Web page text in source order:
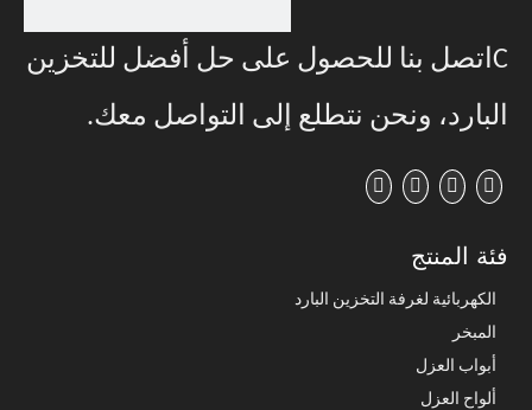
Cاتصل بنا للحصول على حل أفضل للتخزين
البارد، ونحن نتطلع إلى التواصل معك.
فئة المنتج
الكهربائية لغرفة التخزين البارد
المبخر
أبواب العزل
ألواح العزل